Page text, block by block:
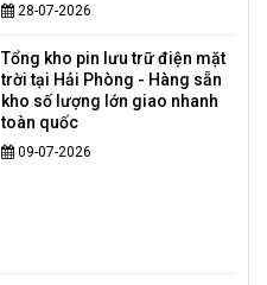
28-07-2026
Tổng kho pin lưu trữ điện mặt
trời tại Hải Phòng - Hàng sẵn
kho số lượng lớn giao nhanh
toàn quốc
09-07-2026